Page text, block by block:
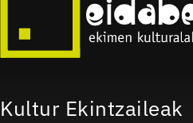
Kultur Ekintzaileak